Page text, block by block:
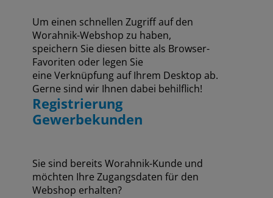
Um einen schnellen Zugriff auf den
Worahnik-Webshop zu haben,
speichern Sie diesen bitte als Browser-
Favoriten oder legen Sie
eine Verknüpfung auf Ihrem Desktop ab.
Gerne sind wir Ihnen dabei behilflich!
Registrierung
Gewerbekunden
Sie sind bereits Worahnik-Kunde und
möchten Ihre Zugangsdaten für den
Webshop erhalten?